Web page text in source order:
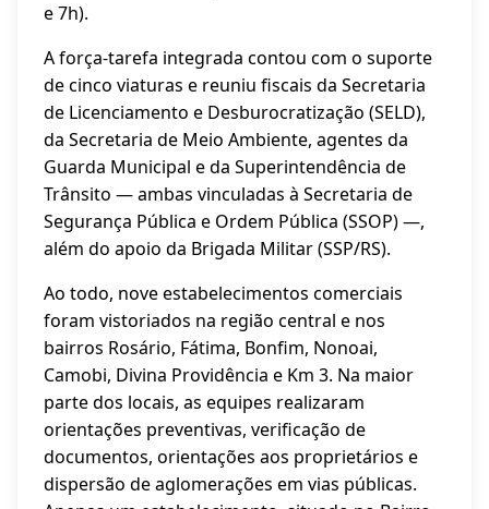
e 7h).
A força-tarefa integrada contou com o suporte
de cinco viaturas e reuniu fiscais da Secretaria
de Licenciamento e Desburocratização (SELD),
da Secretaria de Meio Ambiente, agentes da
Guarda Municipal e da Superintendência de
Trânsito — ambas vinculadas à Secretaria de
Segurança Pública e Ordem Pública (SSOP) —,
além do apoio da Brigada Militar (SSP/RS).
Ao todo, nove estabelecimentos comerciais
foram vistoriados na região central e nos
bairros Rosário, Fátima, Bonfim, Nonoai,
Camobi, Divina Providência e Km 3. Na maior
parte dos locais, as equipes realizaram
orientações preventivas, verificação de
documentos, orientações aos proprietários e
dispersão de aglomerações em vias públicas.